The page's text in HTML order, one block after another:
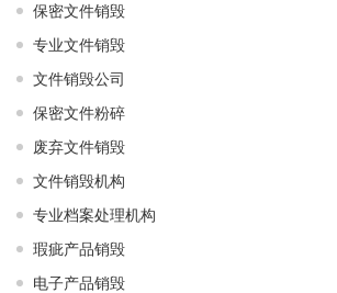
保密文件销毁
专业文件销毁
文件销毁公司
保密文件粉碎
废弃文件销毁
文件销毁机构
专业档案处理机构
瑕疵产品销毁
电子产品销毁